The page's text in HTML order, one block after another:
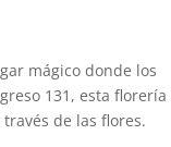
mágico donde los
131, esta florería
de las flores.